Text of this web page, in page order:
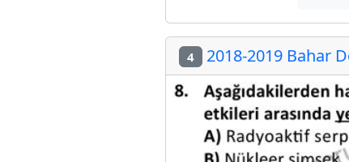
4 2018-2019 Bahar